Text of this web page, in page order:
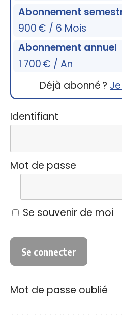
Abonnement
900 € / 6 Mois
Abonnement annuel
1 700 € / An
Déjà abonné ?
Identifiant
Mot de passe
Se souvenir de moi
Mot de passe oublié